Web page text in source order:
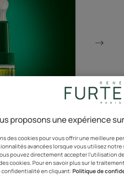
proposons une expérience
des cookies pour vous offrir une meilleure
avancées lorsque vous utilisez
pouvez directement accepter l'utilisation
cookies. Pour en savoir plus sur le
en cliquant:Politique de